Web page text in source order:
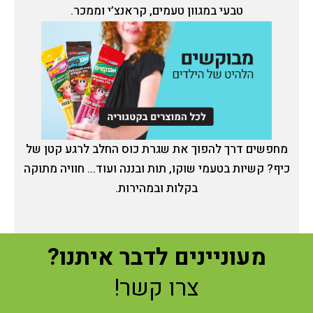
טבעי במגוון טעמים, קראנצ’י וממכר.
מחפשים דרך להפוך את שגרת כוס החלב לרגע קטן של
כיף? קשיות בטעמי שוקו, תות ובננה ועוד... חוויה מתוקה
בקלות ובמהירות.
מעוניינים לדבר איתנו?
צרו קשר!